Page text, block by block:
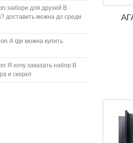
набори для друзей B
доставить можна до среди
on А где можна купить
Я хочу заказать набор B
и скоркл